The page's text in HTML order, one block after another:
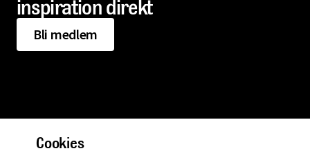
inspiration direkt
Bli medlem
Cookies